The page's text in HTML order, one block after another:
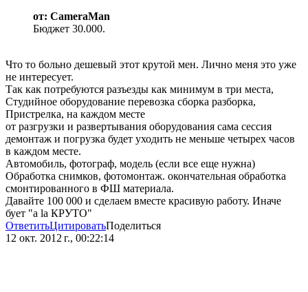
от: CameraMan
Бюджет 30.000.
Что то больно дешевый этот крутой мен. Лично меня это уже
не интересует.
Так как потребуются разъезды как минимум в три места,
Студийное оборудование перевозка сборка разборка,
Пристрелка, на каждом месте
от разгрузки и развертывания оборудования сама сессия
демонтаж и погрузка будет уходить не меньше четырех часов
в каждом месте.
Автомобиль, фотограф, модель (если все еще нужна)
Обработка снимков, фотомонтаж. окончательная обработка
смонтированного в ФШ материала.
Давайте 100 000 и сделаем вместе красивую работу. Иначе
бует "a la КРУТО"
ОтветитьЦитироватьПоделиться
12 окт. 2012 г., 00:22:14